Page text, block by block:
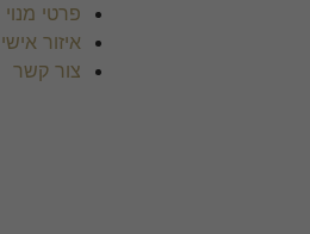
פרטי מנוי
איזור אישי
צור קשר